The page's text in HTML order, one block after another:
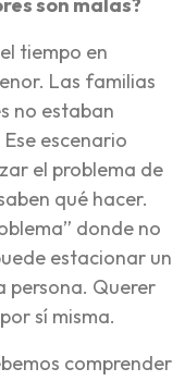
tiempo en
Las familias
no estaban
escenario
el problema de
qué hacer.
donde no
estacionar un
persona. Querer
sí misma.
comprender